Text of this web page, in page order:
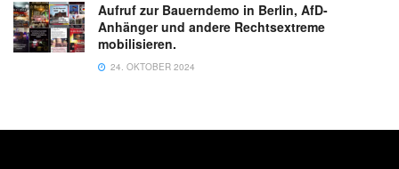
Aufruf zur Bauerndemo in Berlin, AfD-
Anhänger und andere Rechtsextreme
mobilisieren.
24. OKTOBER 2024